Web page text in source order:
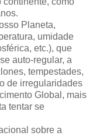
Planeta,
umidade
etc.), que
auto-regular, a
tempestades,
de irregularidades
Global, mais
tentar se
sobre a